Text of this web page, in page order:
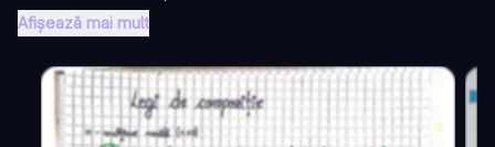
Afișează mai mult